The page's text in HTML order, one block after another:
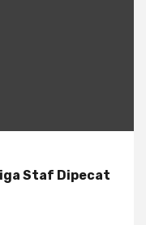
Staf Dipecat